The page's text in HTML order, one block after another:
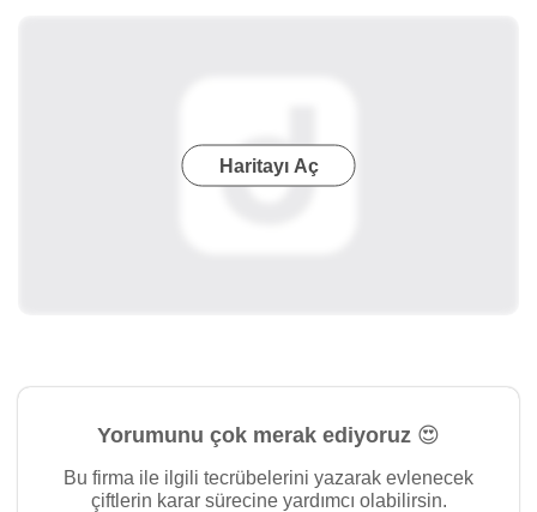
Haritayı Aç
Yorumunu çok merak ediyoruz 😍
Bu firma ile ilgili tecrübelerini yazarak evlenecek
çiftlerin karar sürecine yardımcı olabilirsin.